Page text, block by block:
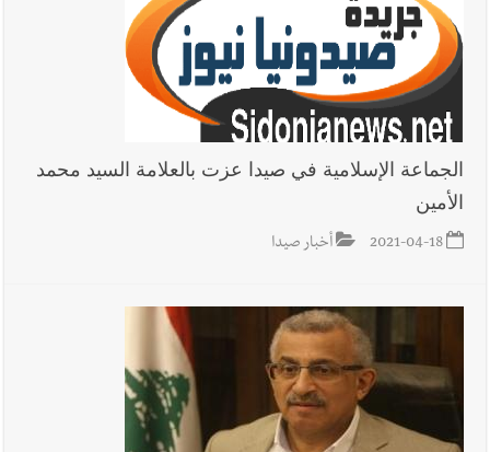
الجماعة الإسلامية في صيدا عزت بالعلامة السيد محمد
الأمين
2021-04-18 أخبار صيدا